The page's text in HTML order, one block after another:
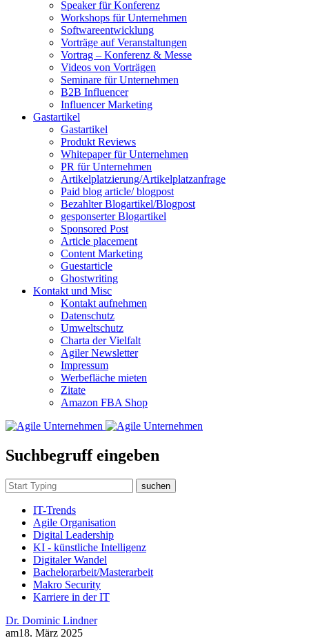
Speaker für Konferenz
Workshops für Unternehmen
Softwareentwicklung
Vorträge auf Veranstaltungen
Vortrag – Konferenz & Messe
Videos von Vorträgen
Seminare für Unternehmen
B2B Influencer
Influencer Marketing
Gastartikel
Gastartikel
Produkt Reviews
Whitepaper für Unternehmen
PR für Unternehmen
Artikelplatzierung/Artikelplatzanfrage
Paid blog article/ blogpost
Bezahlter Blogartikel/Blogpost
gesponserter Blogartikel
Sponsored Post
Article placement
Content Marketing
Guestarticle
Ghostwriting
Kontakt und Misc
Kontakt aufnehmen
Datenschutz
Umweltschutz
Charta der Vielfalt
Agiler Newsletter
Impressum
Werbefläche mieten
Zitate
Amazon FBA Shop
Suchbegruff eingeben
suchen
IT-Trends
Agile Organisation
Digital Leadership
KI - künstliche Intelligenz
Digitaler Wandel
Bachelorarbeit/Masterarbeit
Makro Security
Karriere in der IT
Dr. Dominic Lindner
am18. März 2025